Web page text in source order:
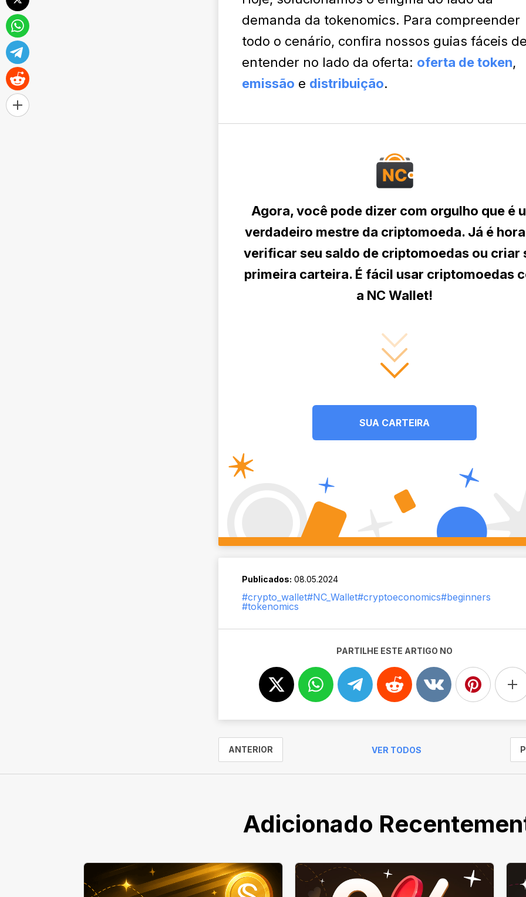
demanda da tokenomics. Para compreender
todo o cenário, confira nossos guias fáceis
entender no lado da oferta: oferta de token,
emissão e distribuição.
Agora, você pode dizer com orgulho que é
verdadeiro mestre da criptomoeda. Já é
verificar seu saldo de criptomoedas ou criar
primeira carteira. É fácil usar criptomoedas
a NC Wallet!
SUA CARTEIRA
Publicados: 08.05.2024
#crypto_wallet#NC_Wallet#cryptoeconomics#beginners
#tokenomics
PARTILHE ESTE ARTIGO NO
ANTERIOR VER TODOS
Adicionado